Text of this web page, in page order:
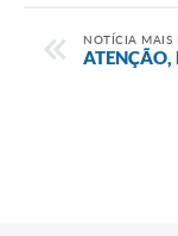
NOTÍCIA MAIS
ATENÇÃO,